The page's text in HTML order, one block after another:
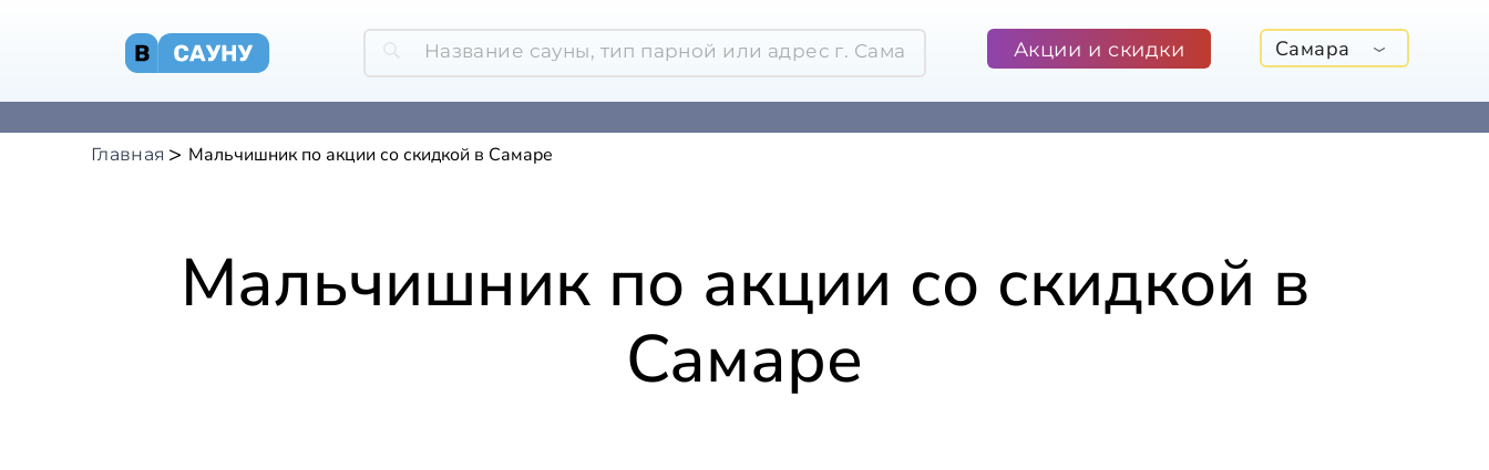
Акции и скидки Самара
Главная Мальчишник по акции со скидкой в Самаре
Мальчишник по акции со скидкой в
Самаре